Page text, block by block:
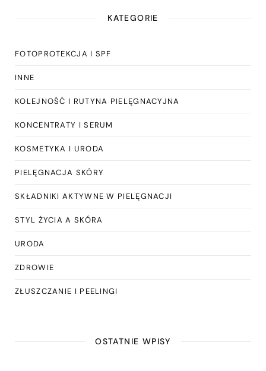
KATEGORIE
FOTOPROTEKCJA I SPF
INNE
KOLEJNOŚĆ I RUTYNA PIELĘGNACYJNA
KONCENTRATY I SERUM
KOSMETYKA I URODA
PIELĘGNACJA SKÓRY
SKŁADNIKI AKTYWNE W PIELĘGNACJI
STYL ŻYCIA A SKÓRA
URODA
ZDROWIE
ZŁUSZCZANIE I PEELINGI
OSTATNIE WPISY